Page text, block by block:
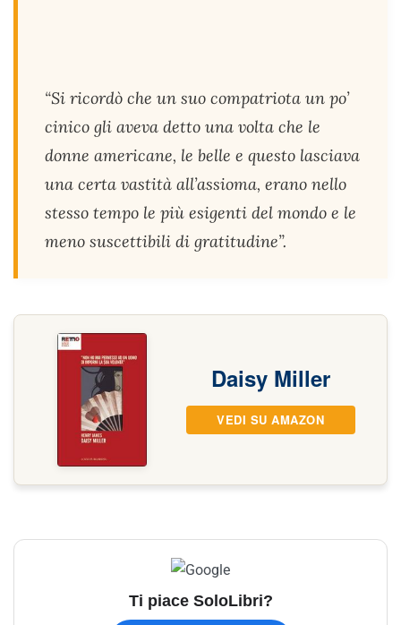
“Si ricordò che un suo compatriota un po’
cinico gli aveva detto una volta che le
donne americane, le belle e questo lasciava
una certa vastità all’assioma, erano nello
stesso tempo le più esigenti del mondo e le
meno suscettibili di gratitudine”.
Daisy Miller
VEDI SU AMAZON
Ti piace SoloLibri?